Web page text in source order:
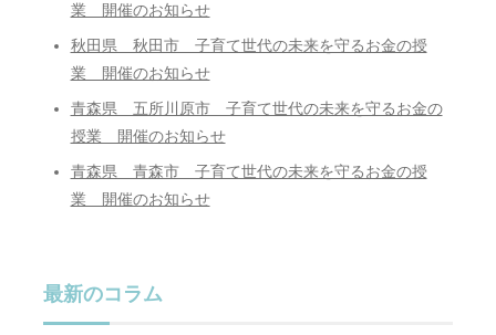
業 開催のお知らせ
秋田県 秋田市 子育て世代の未来を守るお金の授
業 開催のお知らせ
青森県 五所川原市 子育て世代の未来を守るお金の
授業 開催のお知らせ
青森県 青森市 子育て世代の未来を守るお金の授
業 開催のお知らせ
最新のコラム